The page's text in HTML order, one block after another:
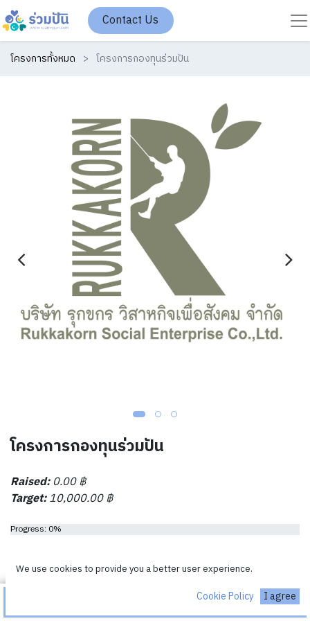
Contact Us
โครงการทั้งหมด โครงการกองทุนร่วมปัน
โครงการกองทุนร่วมปัน
Raised: 0.00฿
Target:10,000.00฿
Progress: 0%
We use cookies to provide you a better user experience.
Cookie Policy I agree